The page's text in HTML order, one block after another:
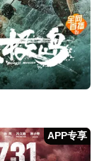
APP专享